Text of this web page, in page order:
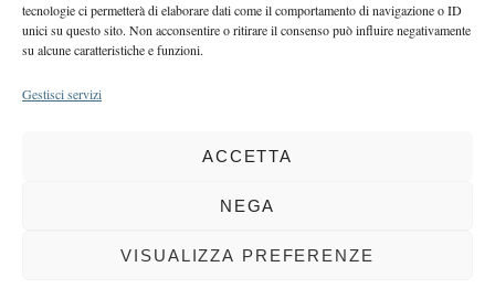
tecnologie ci permetterà di elaborare dati come il comportamento di navigazione o ID
unici su questo sito. Non acconsentire o ritirare il consenso può influire negativamente
su alcune caratteristiche e funzioni.
Gestisci servizi
ACCETTA
NEGA
VISUALIZZA PREFERENZE
EDITORIALE PRESIDENTE
Costruire futuro insieme
COPYRIGHT 2025 LA VOCE |PRIVACY
BCC DI BUSTO GAROLFO E BUGUGGIATE